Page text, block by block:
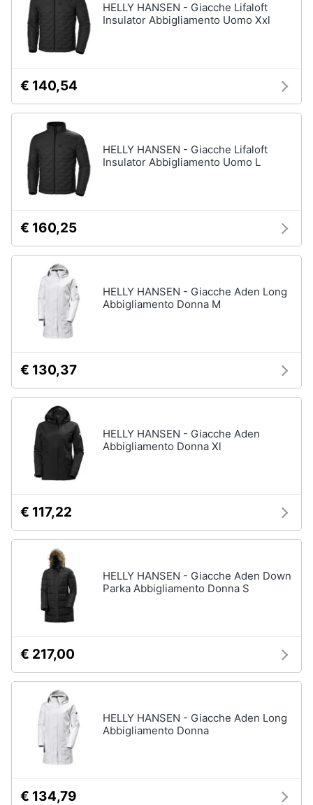
HELLY HANSEN - Giacche Lifaloft
Insulator Abbigliamento Uomo Xxl
€ 140,54
HELLY HANSEN - Giacche Lifaloft
Insulator Abbigliamento Uomo L
€ 160,25
HELLY HANSEN - Giacche Aden Long
Abbigliamento Donna M
€ 130,37
HELLY HANSEN - Giacche Aden
Abbigliamento Donna Xl
€ 117,22
HELLY HANSEN - Giacche Aden Down
Parka Abbigliamento Donna S
€ 217,00
HELLY HANSEN - Giacche Aden Long
Abbigliamento Donna
€ 134,79